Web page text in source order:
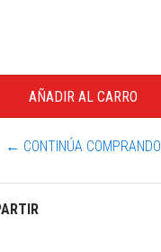
← CONTINÚA COMPRANDO